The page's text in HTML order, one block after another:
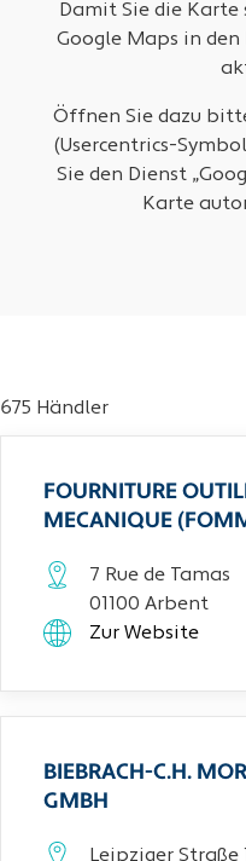
Damit Sie die Karte
Google Maps in
Öffnen Sie dazu
(Usercentrics-
Sie den Dienst
Karte
675 Händler
FOURNITURE
MECANIQUE
7 Rue de Tamas
01100 Arbent
Zur Website
BIEBRACH-C.H.
GMBH
Leipziger Straße